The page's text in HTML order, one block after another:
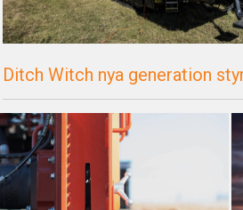
Ditch Witch nya generation